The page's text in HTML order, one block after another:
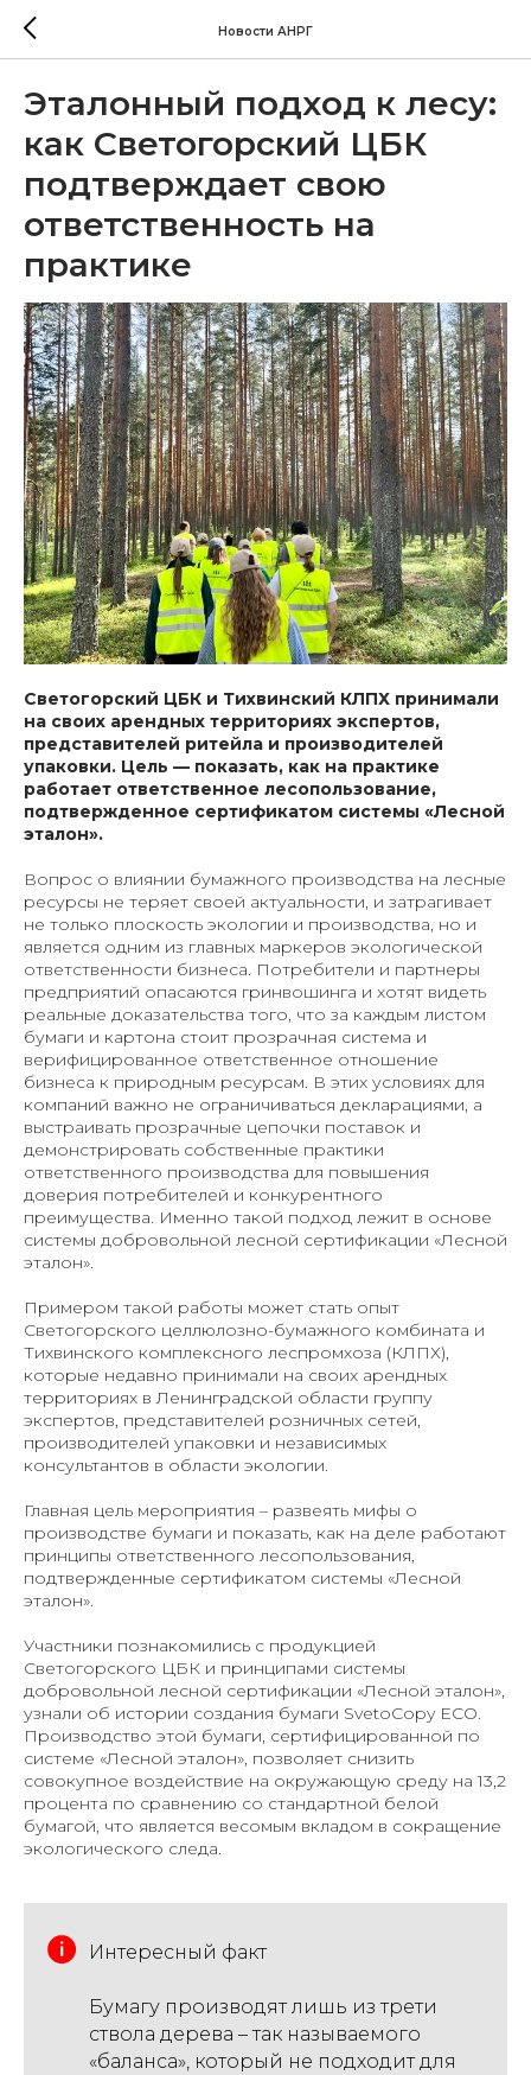
Новости АНРГ
Эталонный подход к лесу:
как Светогорский ЦБК
подтверждает свою
ответственность на
практике
Светогорский ЦБК и Тихвинский КЛПХ принимали
на своих арендных территориях экспертов,
представителей ритейла и производителей
упаковки. Цель — показать, как на практике
работает ответственное лесопользование,
подтвержденное сертификатом системы «Лесной
эталон».
Вопрос о влиянии бумажного производства на лесные
ресурсы не теряет своей актуальности, и затрагивает
не только плоскость экологии и производства, но и
является одним из главных маркеров экологической
ответственности бизнеса. Потребители и партнеры
предприятий опасаются гринвошинга и хотят видеть
реальные доказательства того, что за каждым листом
бумаги и картона стоит прозрачная система и
верифицированное ответственное отношение
бизнеса к природным ресурсам. В этих условиях для
компаний важно не ограничиваться декларациями, а
выстраивать прозрачные цепочки поставок и
демонстрировать собственные практики
ответственного производства для повышения
доверия потребителей и конкурентного
преимущества. Именно такой подход лежит в основе
системы добровольной лесной сертификации «Лесной
эталон».
Примером такой работы может стать опыт
Светогорского целлюлозно-бумажного комбината и
Тихвинского комплексного леспромхоза (КЛПХ),
которые недавно принимали на своих арендных
территориях в Ленинградской области группу
экспертов, представителей розничных сетей,
производителей упаковки и независимых
консультантов в области экологии.
Главная цель мероприятия – развеять мифы о
производстве бумаги и показать, как на деле работают
принципы ответственного лесопользования,
подтвержденные сертификатом системы «Лесной
эталон».
Участники познакомились с продукцией
Светогорского ЦБК и принципами системы
добровольной лесной сертификации «Лесной эталон»,
узнали об истории создания бумаги SvetoCopy ECO.
Производство этой бумаги, сертифицированной по
системе «Лесной эталон», позволяет снизить
совокупное воздействие на окружающую среду на 13,2
процента по сравнению со стандартной белой
бумагой, что является весомым вкладом в сокращение
экологического следа.
Интересный факт
Бумагу производят лишь из трети
ствола дерева – так называемого
«баланса», который не подходит для